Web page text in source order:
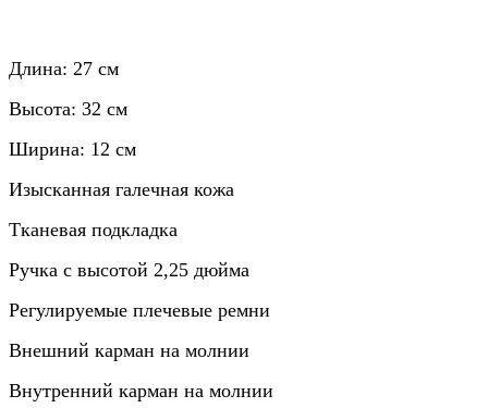
Длина: 27 см
Высота: 32 см
Ширина: 12 см
Изысканная галечная кожа
Тканевая подкладка
Ручка с высотой 2,25 дюйма
Регулируемые плечевые ремни
Внешний карман на молнии
Внутренний карман на молнии